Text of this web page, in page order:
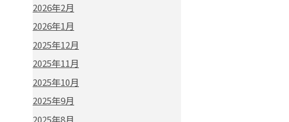
2026年2月
2026年1月
2025年12月
2025年11月
2025年10月
2025年9月
2025年8月